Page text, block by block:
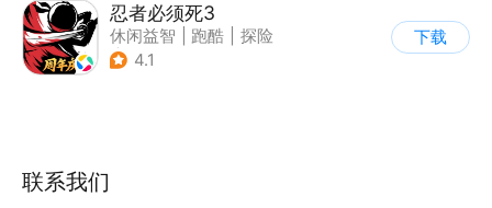
忍者必须死3
休闲益智 跑酷
探险
| 和风
4.1
下载
联系我们